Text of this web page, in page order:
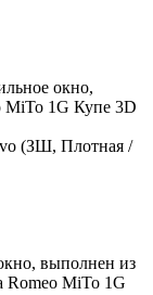
окно,
MiTo 1G Купе 3D
(ЗШ, Плотная /
выполнен из
Romeo MiTo 1G